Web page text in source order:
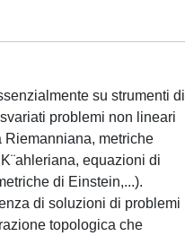
su strumenti di
problemi non lineari
Riemanniana, metriche
equazioni di
di Einstein,...).
di soluzioni di problemi
topologica che